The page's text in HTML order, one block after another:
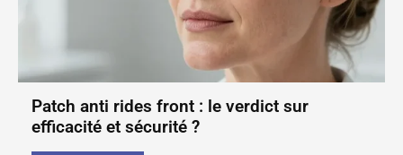
Patch anti rides front : le verdict sur
efficacité et sécurité ?